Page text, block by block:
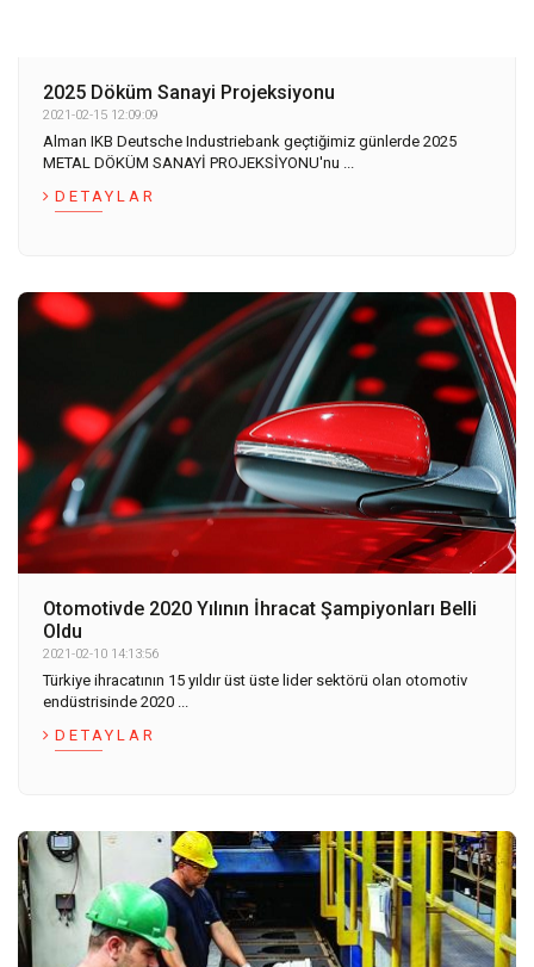
2025 Döküm Sanayi Projeksiyonu
2021-02-15 12:09:09
Alman IKB Deutsche Industriebank geçtiğimiz günlerde 2025
METAL DÖKÜM SANAYİ PROJEKSİYONU'nu ...
DETAYLAR
Otomotivde 2020 Yılının İhracat Şampiyonları Belli
Oldu
2021-02-10 14:13:56
Türkiye ihracatının 15 yıldır üst üste lider sektörü olan otomotiv
endüstrisinde 2020 ...
DETAYLAR